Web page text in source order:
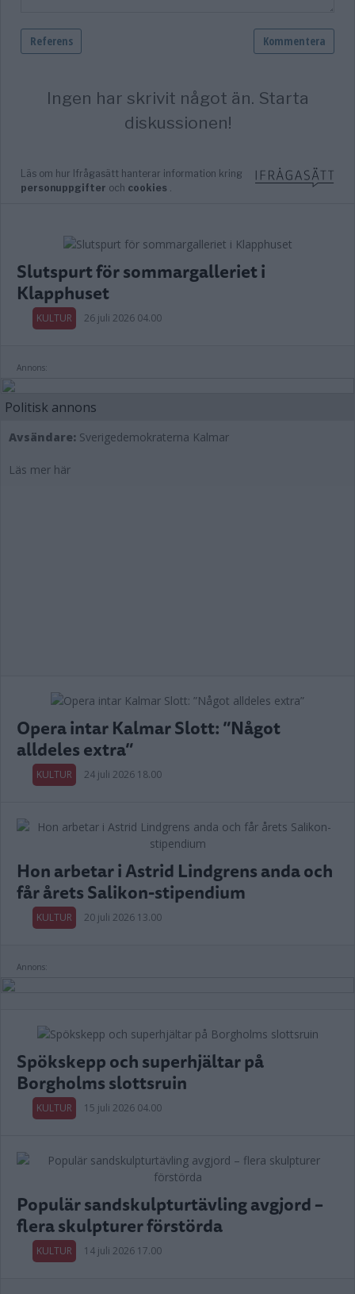
Slutspurt för sommargalleriet i
Klapphuset
KULTUR 26 juli 2026 04.00
Annons:
Politisk annons
Avsändare: Sverigedemokraterna Kalmar
Läs mer här
Opera intar Kalmar Slott: ”Något
alldeles extra”
KULTUR 24 juli 2026 18.00
Hon arbetar i Astrid Lindgrens anda och
får årets Salikon-stipendium
KULTUR 20 juli 2026 13.00
Annons:
Spökskepp och superhjältar på
Borgholms slottsruin
KULTUR 15 juli 2026 04.00
Populär sandskulpturtävling avgjord –
flera skulpturer förstörda
KULTUR 14 juli 2026 17.00